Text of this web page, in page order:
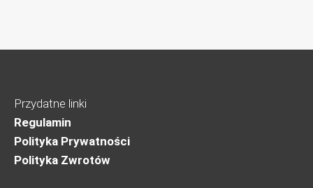
Przydatne linki
Regulamin
Polityka Prywatności
Polityka Zwrotów